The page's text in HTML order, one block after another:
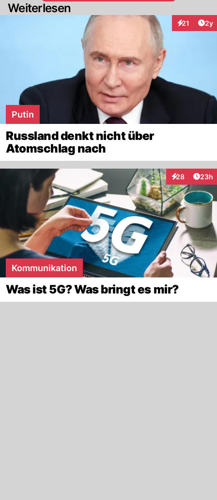
Weiterlesen
21 2y
Putin
Russland denkt nicht über
Atomschlag nach
28
Interaktionen
23h
Kommunikation
Was ist 5G? Was bringt es mir?